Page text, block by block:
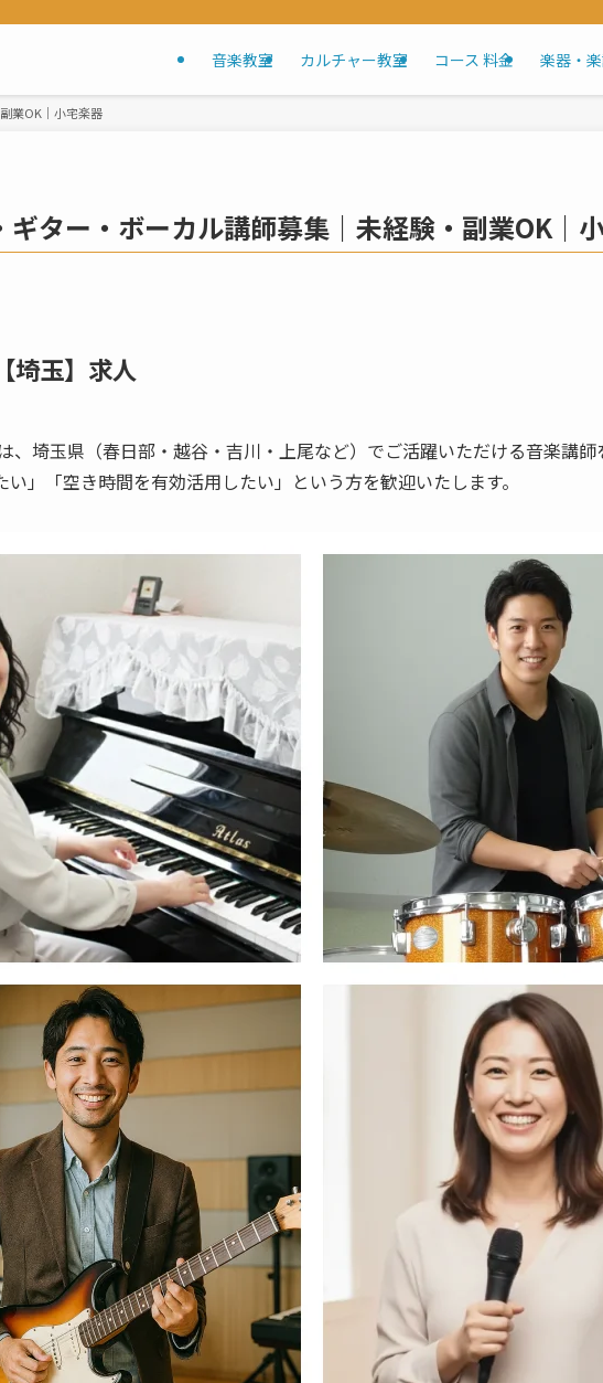
音楽教室 カルチャー教室 コース 料金 楽器・
業OK｜小宅楽器
ギター・ボーカル講師募集｜未経験・副業OK｜
埼玉】求人
、埼玉県（春日部・越谷・吉川・上尾など）でご活躍いただける音楽講師
い」「空き時間を有効活用したい」という方を歓迎いたします。